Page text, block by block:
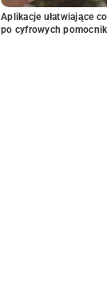
Aplikacje ułatwiające
po cyfrowych